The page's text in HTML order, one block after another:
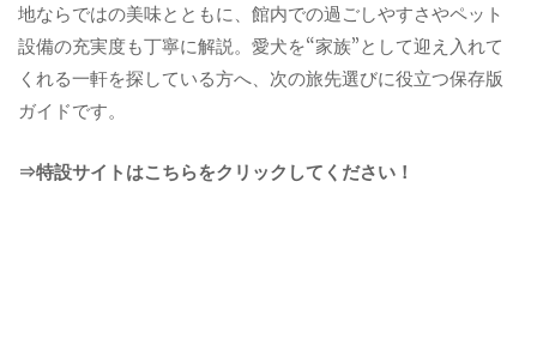
地ならではの美味とともに、館内での過ごしやすさやペット
設備の充実度も丁寧に解説。愛犬を“家族”として迎え入れて
くれる一軒を探している方へ、次の旅先選びに役立つ保存版
ガイドです。
⇒特設サイトはこちらをクリックしてください！